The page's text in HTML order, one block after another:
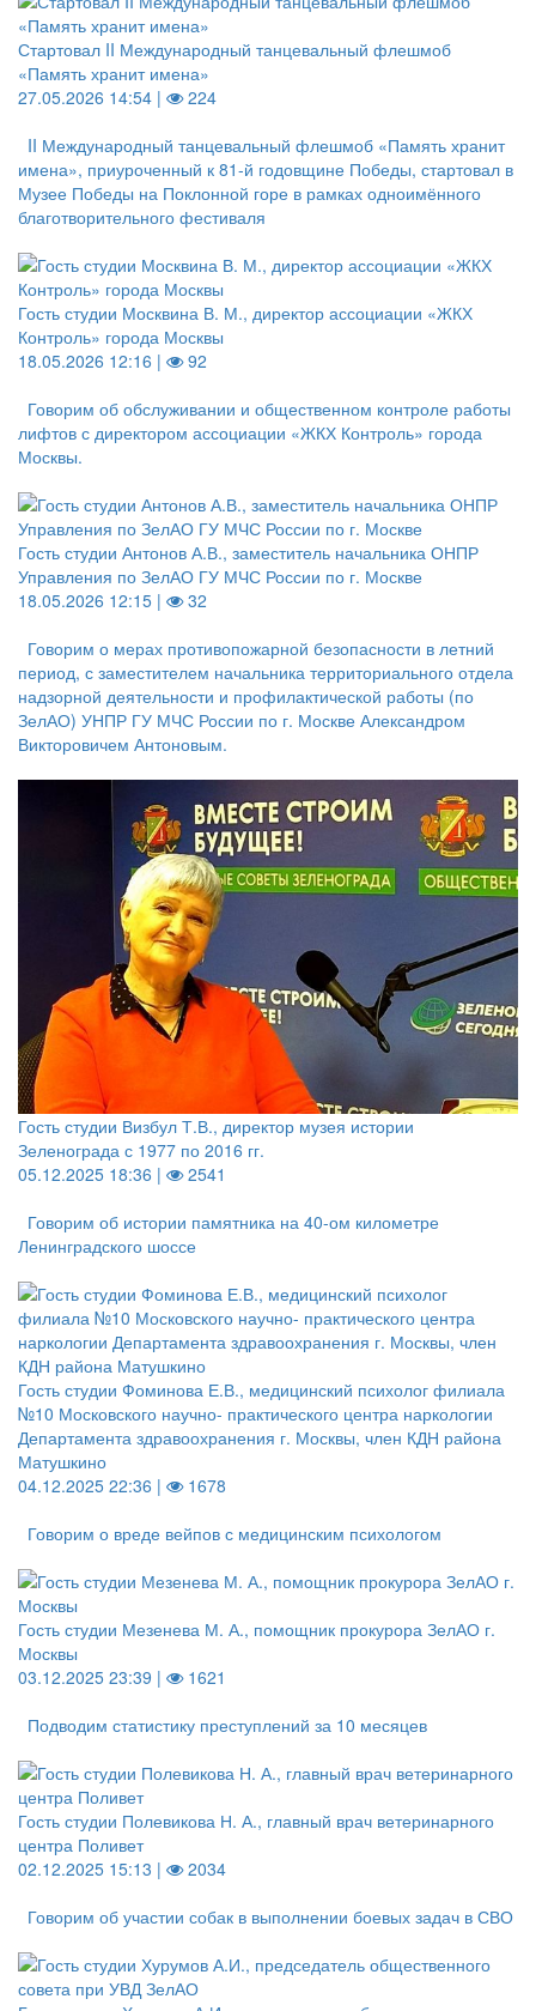
Стартовал II Международный танцевальный флешмоб
«Память хранит имена»
27.05.2026 14:54 |
224
II Международный танцевальный флешмоб «Память хранит
имена», приуроченный к 81-й годовщине Победы, стартовал в
Музее Победы на Поклонной горе в рамках одноимённого
благотворительного фестиваля
Гость студии Москвина В. М., директор ассоциации «ЖКХ
Контроль» города Москвы
18.05.2026 12:16 |
92
Говорим об обслуживании и общественном контроле работы
лифтов с директором ассоциации «ЖКХ Контроль» города
Москвы.
Гость студии Антонов А.В., заместитель начальника ОНПР
Управления по ЗелАО ГУ МЧС России по г. Москве
18.05.2026 12:15 |
32
Говорим о мерах противопожарной безопасности в летний
период, с заместителем начальника территориального отдела
надзорной деятельности и профилактической работы (по
ЗелАО) УНПР ГУ МЧС России по г. Москве Александром
Викторовичем Антоновым.
Гость студии Визбул Т.В., директор музея истории
Зеленограда с 1977 по 2016 гг.
05.12.2025 18:36 |
2541
Говорим об истории памятника на 40-ом километре
Ленинградского шоссе
Гость студии Фоминова Е.В., медицинский психолог филиала
№10 Московского научно- практического центра наркологии
Департамента здравоохранения г. Москвы, член КДН района
Матушкино
04.12.2025 22:36 |
1678
Говорим о вреде вейпов с медицинским психологом
Гость студии Мезенева М. А., помощник прокурора ЗелАО г.
Москвы
03.12.2025 23:39 |
1621
Подводим статистику преступлений за 10 месяцев
Гость студии Полевикова Н. А., главный врач ветеринарного
центра Поливет
02.12.2025 15:13 |
2034
Говорим об участии собак в выполнении боевых задач в СВО